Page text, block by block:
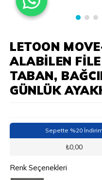
LETOON
ALABILEN
TABAN,
GÜNLÜK
Sepette %20 İndirim
₺0,00
Renk Seçenekleri